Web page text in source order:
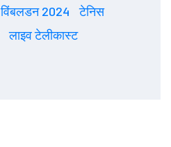
विंबलडन 2024
टेनिस
लाइव टेलीकास्ट